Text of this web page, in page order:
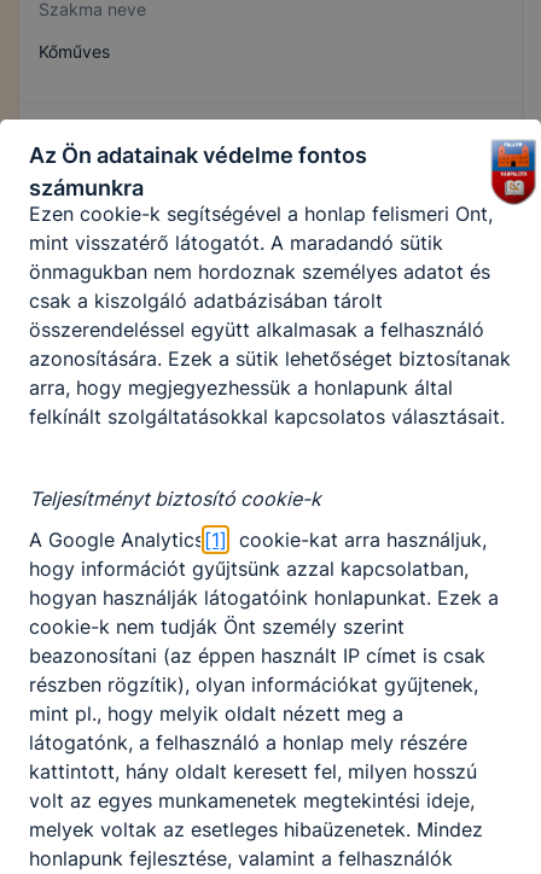
Szakma neve
Kőműves
Építőipar
Szakmajegyzék száma
407320608
Képzés időtartama
3 év
Választható szakmairányok:
Nem válaszható
KKK letöltése (pdf)
PTT letöltése (pdf)
Okleveles technikusképzés
Nem
Előjelentkezés
Építőipar ágazat képzése, amely szakképzettség
megszerzésével zárul. A kőműves hozza létre az
épületek alapjait, legfőbb szerkezeteit, boltíveket
és boltozatokat, lépcsőket épít, valamint elvégzi a
külső és belső vakolást. Keze nyomán lesz a
tervből valóságos szerkezet. Ezt követően
előkészíti az épület befejezéséhez szükséges
egyéb építőipari burkolási, szerelési, asztalos és
festési munkálatokat.
Az Ön adatainak védelme fontos
számunkra
Használatot elősegítő “maradandó sütik” persistent
A “maradandó sütik” (persistent cookie) a honlap
elhagyását követően is tárolódnak a számítógépen,
notebookon vagy mobileszközön.
Ezen cookie-k segítségével a honlap felismeri Önt,
mint visszatérő látogatót. A maradandó sütik
önmagukban nem hordoznak személyes adatot és
csak a kiszolgáló adatbázisában tárolt
összerendeléssel együtt alkalmasak a felhasználó
azonosítására. Ezek a sütik lehetőséget biztosítanak
arra, hogy megjegyezhessük a honlapunk által
felkínált szolgáltatásokkal kapcsolatos választásait.
Teljesítményt biztosító cookie-k
A Google Analytics [1] cookie-kat arra használjuk,
hogy információt gyűjtsünk azzal kapcsolatban,
hogyan használják látogatóink honlapunkat. Ezek a
cookie-k nem tudják Önt személy szerint
beazonosítani (az éppen használt IP címet is csak
részben rögzítik), olyan információkat gyűjtenek,
mint pl., hogy melyik oldalt nézett meg a
látogatónk, a felhasználó a honlap mely részére
kattintott, hány oldalt keresett fel, milyen hosszú
volt az egyes munkamenetek megtekintési ideje,
melyek voltak az esetleges hibaüzenetek. Mindez
honlapunk fejlesztése, valamint a felhasználók